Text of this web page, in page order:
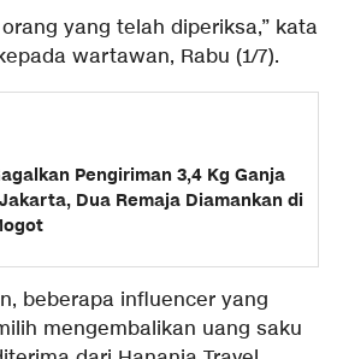
yang telah diperiksa,” kata
wartawan, Rabu (1/7).
Pengiriman 3,4 Kg Ganja
Dua Remaja Diamankan di
beberapa influencer yang
mengembalikan uang saku